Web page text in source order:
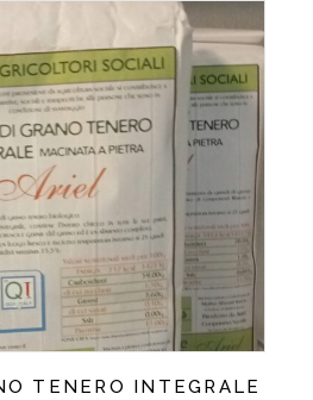
TENERO INTEGRALE